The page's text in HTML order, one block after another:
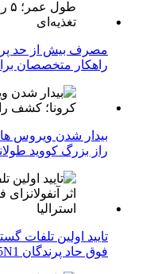
راهکار متخصصان
بیدار شدن ویروس‌
راز بزرگ کووید
تایید اولین تلفات
فوق حاد پرندگان H5N1 در استرالیا